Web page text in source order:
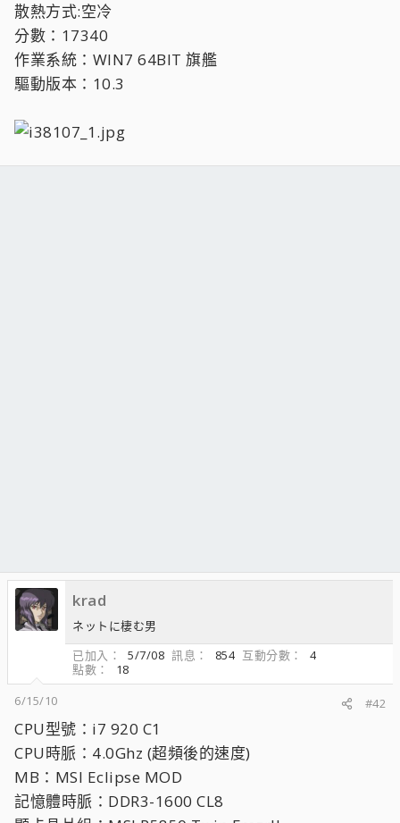
散熱方式:空冷
分數：17340
作業系統：WIN7 64BIT 旗艦
驅動版本：10.3
krad
ネットに棲む男
已加入
5/7/08 訊息 854 互動分數
4
點數
18
6/15/10
#42
CPU型號：i7 920 C1
CPU時脈：4.0Ghz (超頻後的速度)
MB：MSI Eclipse MOD
記憶體時脈：DDR3-1600 CL8